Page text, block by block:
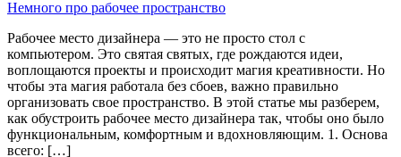
Немного про рабочее пространство
Рабочее место дизайнера — это не просто стол с
компьютером. Это святая святых, где рождаются идеи,
воплощаются проекты и происходит магия креативности. Но
чтобы эта магия работала без сбоев, важно правильно
организовать свое пространство. В этой статье мы разберем,
как обустроить рабочее место дизайнера так, чтобы оно было
функциональным, комфортным и вдохновляющим. 1. Основа
всего: […]